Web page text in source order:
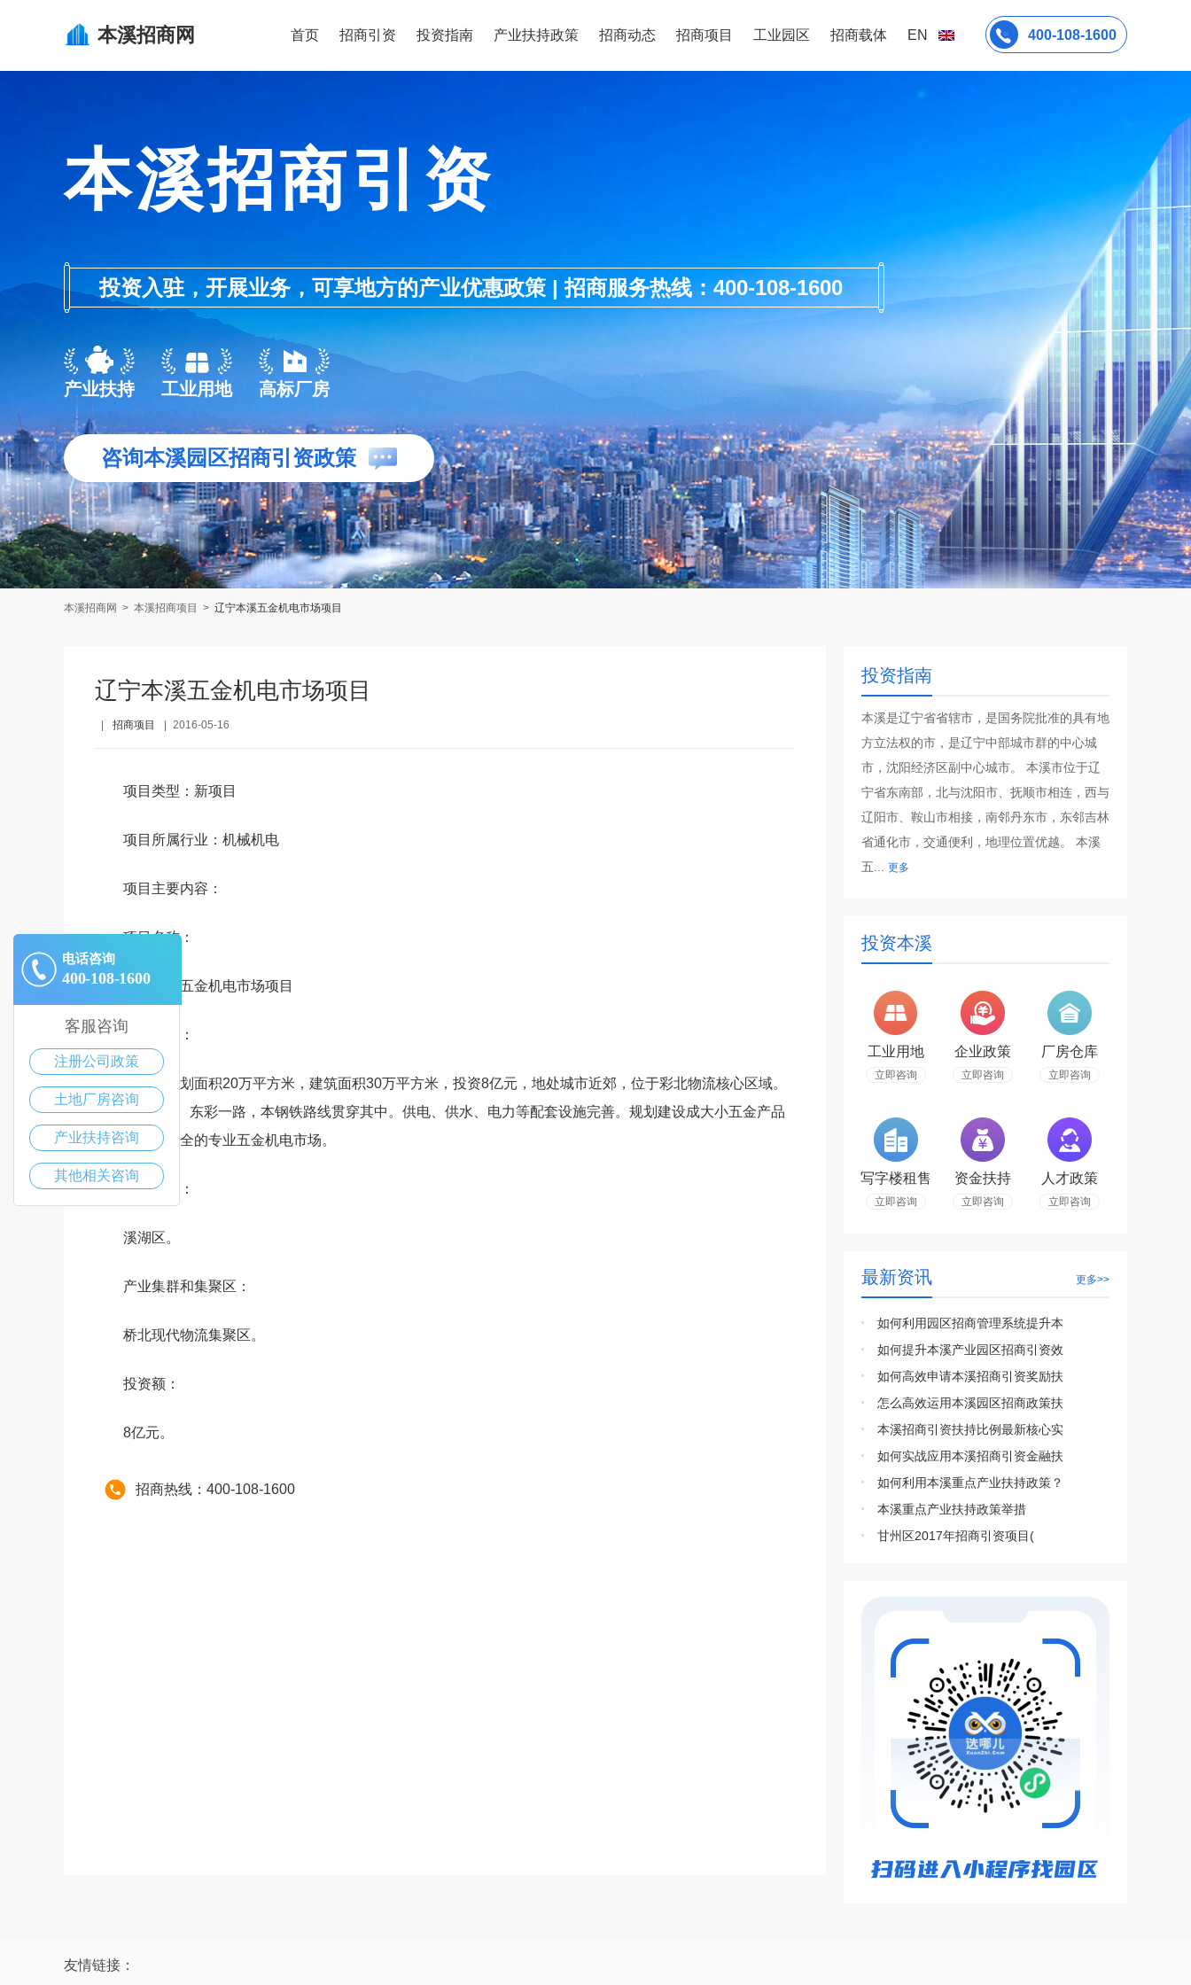
本溪招商网 首页 招商引资 投资指南 产业扶持政策 招商动态 招商项目 工业园区 招商载体 EN 400-108-1600
本溪招商引资
投资入驻，开展业务，可享地方的产业优惠政策 | 招商服务热线：400-108-1600
产业扶持 工业用地 高标厂房
咨询本溪园区招商引资政策
本溪招商网 > 本溪招商项目 > 辽宁本溪五金机电市场项目
辽宁本溪五金机电市场项目
招商项目 2016-05-16
项目类型：新项目
项目所属行业：机械机电
项目主要内容：
项目名称：
辽宁本溪五金机电市场项目
项目概况：
该项目规划面积20万平方米，建筑面积30万平方米，投资8亿元，地处城市近郊，位于彩北物流核心区域。
毗邻304国道、东彩一路，本钢铁路线贯穿其中。供电、供水、电力等配套设施完善。规划建设成大小五金产品
等全市门类齐全的专业五金机电市场。
所在县区：
溪湖区。
产业集群和集聚区：
桥北现代物流集聚区。
投资额：
8亿元。
招商热线：400-108-1600
投资指南
本溪是辽宁省省辖市，是国务院批准的具有地
方立法权的市，是辽宁中部城市群的中心城
市，沈阳经济区副中心城市。 本溪市位于辽
宁省东南部，北与沈阳市、抚顺市相连，西与
辽阳市、鞍山市相接，南邻丹东市，东邻吉林
省通化市，交通便利，地理位置优越。 本溪
五... 更多
投资本溪
工业用地
立即咨询
企业政策
立即咨询
厂房仓库
立即咨询
写字楼租售
立即咨询
资金扶持
立即咨询
人才政策
立即咨询
最新资讯 更多>>
如何利用园区招商管理系统提升本
如何提升本溪产业园区招商引资效
如何高效申请本溪招商引资奖励扶
怎么高效运用本溪园区招商政策扶
本溪招商引资扶持比例最新核心实
如何实战应用本溪招商引资金融扶
如何利用本溪重点产业扶持政策？
本溪重点产业扶持政策举措
甘州区2017年招商引资项目(
友情链接：
电话咨询
400-108-1600
客服咨询
注册公司政策
土地厂房咨询
产业扶持咨询
其他相关咨询